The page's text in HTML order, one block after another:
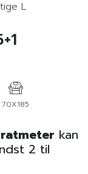
L
70X185
kan
2 til